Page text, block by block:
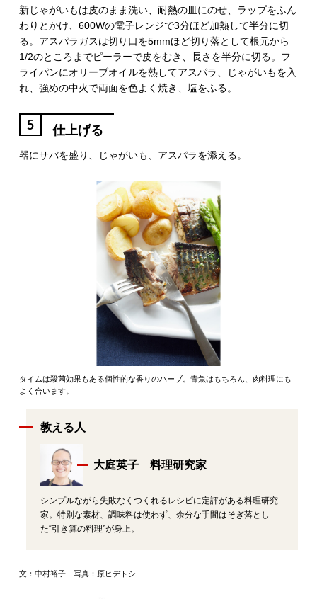
新じゃがいもは皮のまま洗い、耐熱の皿にのせ、ラップをふん
わりとかけ、600Wの電子レンジで3分ほど加熱して半分に切
る。アスパラガスは切り口を5mmほど切り落として根元から
1/2のところまでピーラーで皮をむき、長さを半分に切る。フ
ライパンにオリーブオイルを熱してアスパラ、じゃがいもを入
れ、強めの中火で両面を色よく焼き、塩をふる。
5 仕上げる
器にサバを盛り、じゃがいも、アスパラを添える。
タイムは殺菌効果もある個性的な香りのハーブ。青魚はもちろん、肉料理にも
よく合います。
教える人
大庭英子 料理研究家
シンプルながら失敗なくつくれるレシピに定評がある料理研究
家。特別な素材、調味料は使わず、余分な手間はそぎ落とし
た“引き算の料理”が身上。
文：中村裕子 写真： 原ヒデトシ